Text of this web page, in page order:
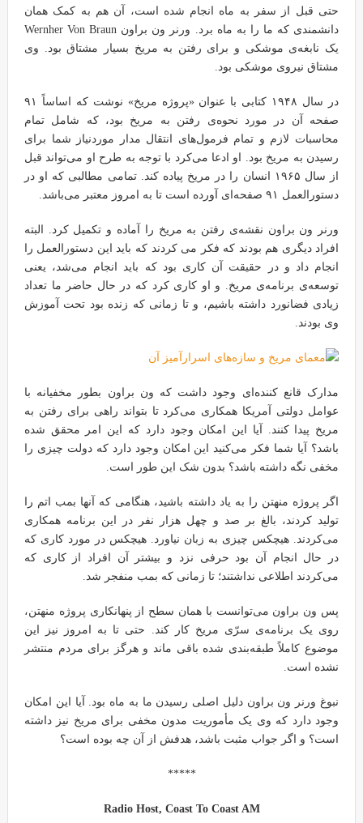
حتی قبل از سفر به ماه انجام شده است، آن هم به کمک همان
دانشمندی که ما را به ماه برد. ورنر ون براون Wernher Von Braun
یک نابغه‌ی موشکی و برای رفتن به مریخ بسیار مشتاق بود. وی
مشتاق نیروی موشکی بود.
در سال ۱۹۴۸ کتابی با عنوان «پروژه مریخ» نوشت که اساساً ۹۱
صفحه آن در مورد نحوه‌ی رفتن به مریخ بود، که شامل تمام
محاسبات لازم و تمام فرمول‌های انتقال مدار موردنیاز شما برای
رسیدن به مریخ بود. او ادعا می‌کرد با توجه به طرح او می‌تواند قبل
از سال ۱۹۶۵ انسان را در مریخ پیاده کند. تمامی مطالبی که او در
دستورالعمل ۹۱ صفحه‌ای آورده است تا به امروز معتبر می‌باشد.
ورنر ون براون نقشه‌ی رفتن به مریخ را آماده و تکمیل کرد. البته
افراد دیگری هم بودند که فکر می کردند که باید این دستورالعمل را
انجام داد و در حقیقت آن کاری بود که باید انجام می‌شد، یعنی
توسعه‌ی برنامه‌ی مریخ. و او کاری کرد که در حال حاضر ما تعداد
زیادی فضانورد داشته باشیم، و تا زمانی که زنده بود تحت آموزش
وی بودند.
مدارک قانع کننده‌ای وجود داشت که ون براون بطور مخفیانه با
عوامل دولتی آمریکا همکاری می‌کرد تا بتواند راهی برای رفتن به
مریخ پیدا کنند. آیا این امکان وجود دارد که این امر محقق شده
باشد؟ آیا شما فکر می‌کنید این امکان وجود دارد که دولت چیزی را
مخفی نگه داشته باشد؟ بدون شک این طور است.
اگر پروژه منهتن را به یاد داشته باشید، هنگامی که آنها بمب اتم را
تولید کردند، بالغ بر صد و چهل هزار نفر در این برنامه همکاری
می‌کردند. هیچکس چیزی به زبان نیاورد. هیچکس در مورد کاری که
در حال انجام آن بود حرفی نزد و بیشتر آن افراد از کاری که
می‌کردند اطلاعی نداشتند؛ تا زمانی که بمب منفجر شد.
پس ون براون می‌توانست با همان سطح از پنهانکاری پروژه منهتن،
روی یک برنامه‌ی سرّی مریخ کار کند. حتی تا به امروز نیز این
موضوع کاملاً طبقه‌بندی شده باقی ماند و هرگز برای مردم منتشر
نشده است.
نبوغ ورنر ون براون دلیل اصلی رسیدن ما به ماه بود. آیا این امکان
وجود دارد که وی یک مأموریت مدون مخفی برای مریخ نیز داشته
است؟ و اگر جواب مثبت باشد، هدفش از آن چه بوده است؟
*****
Radio Host, Coast To Coast AM